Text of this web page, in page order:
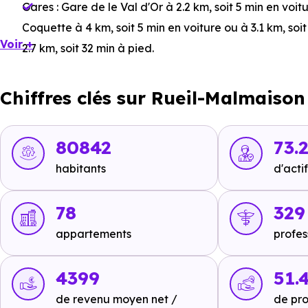
Gares : Gare de le Val d'Or à 2.2 km, soit 5 min en
Coquette à 4 km, soit 5 min en voiture ou à 3.1 km,
2.7 km, soit 32 min à pied.
Tramway :Ligne 2 : Les Coteaux à 2.6 km, soit 5 min
km, soit 35 min à pied
Métro :non disponible
RER :Ligne A : Rueil-Malmaisonà 4.1 km, soit 8 min
km, soit 10 min en voiture ou à 4.8 km, soit 58 min à
km, soit 1h 02 min à pied
à 6.9 km, soit 8 min en
en voiture ou à 4.1 km, soit 49 min à pied ,A13 -
ou à 5.4 km, soit 1h 04 min à pied
Voir +
Chiffres clés sur Rueil-
80842
habitants
73.2
78
appartements
329
4399
de revenu moyen net / de